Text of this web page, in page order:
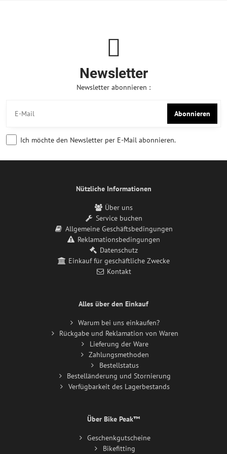
Newsletter
Newsletter abonnieren :
Abonnieren
Ich möchte den Newsletter per E-Mail abonnieren.
Nützliche Informationen
Über uns
Service buchen
Allgemeine Geschäftsbedingungen
Reklamationsbedingungen
Datenschutz
Einkauf für geschäftliche Zwecke
Kontakt
Alles über den Einkauf
Warum bei uns einkaufen?
Rückgabe und Reklamation von Waren
Lieferung der Ware
Zahlungsmethoden
Bestellstatus
Bestelländerung und Stornierung
Verfügbarkeit des Lagerbestands
Über Bike Peak™
Geschenkgutscheine
Bikefitting